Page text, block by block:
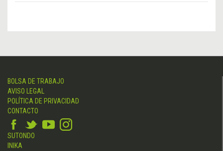
BOLSA DE TRABAJO
AVISO LEGAL
POLÍTICA DE PRIVACIDAD
CONTACTO
SUTONDO
INIKA